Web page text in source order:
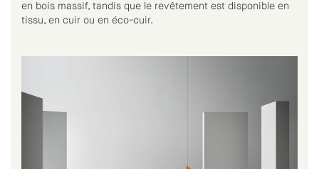
en bois massif, tandis que le revêtement est disponible en
tissu, en cuir ou en éco-cuir.